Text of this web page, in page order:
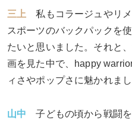
三上 私もコラージュやリ
スポーツのバックパックを
たいと思いました。それと
画を見た中で、happy
ィさやポップさに魅かれまし
山中 子どもの頃から戦闘